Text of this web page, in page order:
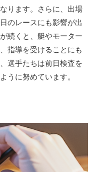
ります。さらに、出場
のレースにも影響が出
続くと、艇やモーター
指導を受けることにも
選手たちは前日検査を
うに努めています。